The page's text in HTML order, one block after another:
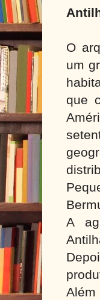
O
um
que
A